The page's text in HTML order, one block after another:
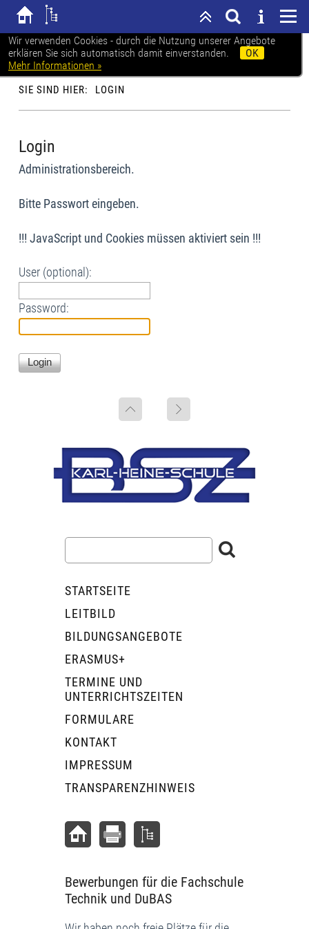
Karl-Heine-Schule
SIE SIND HIER: LOGIN
Login
Administrationsbereich.
Bitte Passwort eingeben.
!!! JavaScript und Cookies müssen aktiviert sein !!!
User (optional):
Password:
STARTSEITE
LEITBILD
BILDUNGSANGEBOTE
ERASMUS+
TERMINE UND
UNTERRICHTSZEITEN
FORMULARE
KONTAKT
IMPRESSUM
TRANSPARENZHINWEIS
Bewerbungen für die Fachschule
Technik und DuBAS
Wir verwenden Cookies - durch die Nutzung unserer Angebote
erklären Sie sich automatisch damit einverstanden.
OK
Mehr Informationen »